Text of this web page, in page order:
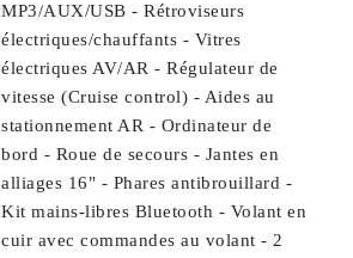
MP3/AUX/USB - Rétroviseurs
électriques/chauffants - Vitres
électriques AV/AR - Régulateur de
vitesse (Cruise control) - Aides au
stationnement AR - Ordinateur de
bord - Roue de secours - Jantes en
alliages 16" - Phares antibrouillard -
Kit mains-libres Bluetooth - Volant en
cuir avec commandes au volant - 2